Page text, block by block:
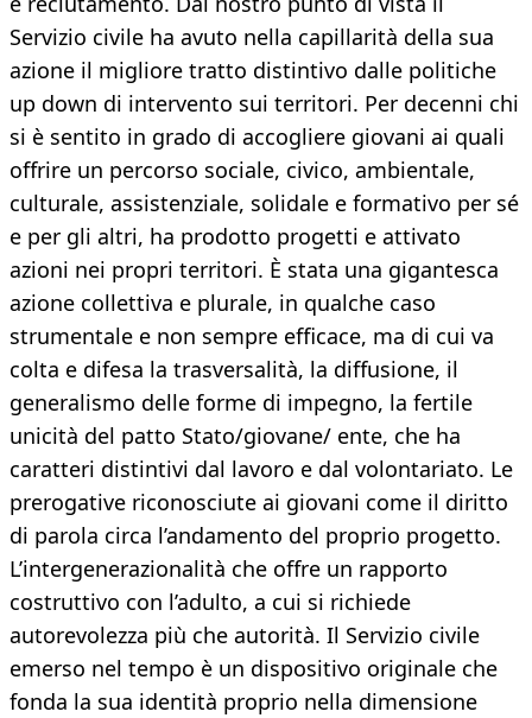
Servizio civile ha avuto nella capillarità della sua
azione il migliore tratto distintivo dalle politiche
up down di intervento sui territori. Per decenni chi
si è sentito in grado di accogliere giovani ai quali
offrire un percorso sociale, civico, ambientale,
culturale, assistenziale, solidale e formativo per sé
e per gli altri, ha prodotto progetti e attivato
azioni nei propri territori. È stata una gigantesca
azione collettiva e plurale, in qualche caso
strumentale e non sempre efficace, ma di cui va
colta e difesa la trasversalità, la diffusione, il
generalismo delle forme di impegno, la fertile
unicità del patto Stato/giovane/ ente, che ha
caratteri distintivi dal lavoro e dal volontariato. Le
prerogative riconosciute ai giovani come il diritto
di parola circa l’andamento del proprio progetto.
L’intergenerazionalità che offre un rapporto
costruttivo con l’adulto, a cui si richiede
autorevolezza più che autorità. Il Servizio civile
emerso nel tempo è un dispositivo originale che
fonda la sua identità proprio nella dimensione